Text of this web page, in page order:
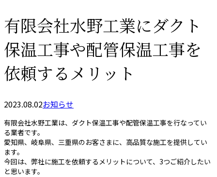
有限会社水野工業にダクト
保温工事や配管保温工事を
依頼するメリット
2023.08.02お知らせ
有限会社水野工業は、ダクト保温工事や配管保温工事を行なってい
る業者です。
愛知県、岐阜県、三重県のお客さまに、高品質な施工を提供してい
ます。
今回は、弊社に施工を依頼するメリットについて、3つご紹介したい
と思います。